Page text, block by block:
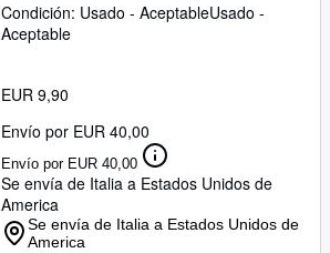
Condición: Usado - AceptableUsado -
Aceptable
EUR 9,90
Envío por EUR 40,00
Envío por EUR 40,00
Se envía de Italia a Estados Unidos de
America
Se envía de Italia a Estados Unidos de
America